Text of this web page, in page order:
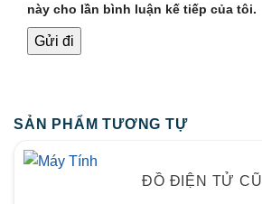
này cho lần bình luận kế tiếp của tôi.
SẢN PHẨM TƯƠNG TỰ
ĐỒ ĐIỆN TỬ CŨ